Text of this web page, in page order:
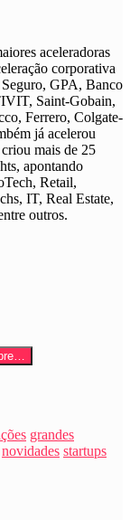
aceleradoras
corporativa
GPA, Banco
Saint-Gobain,
Ferrero, Colgate-
já acelerou
mais de 25
apontando
Retail,
IT, Real Estate,
outros.
grandes
novidades startups